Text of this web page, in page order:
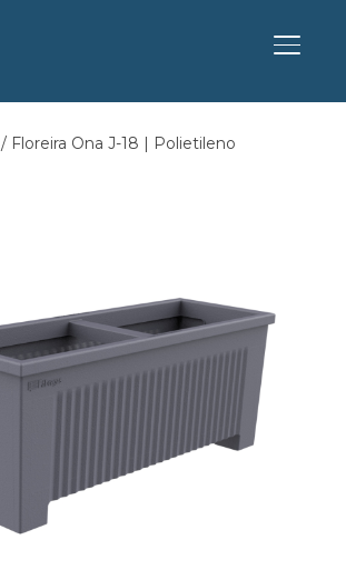
/ Floreira Ona J-18 | Polietileno